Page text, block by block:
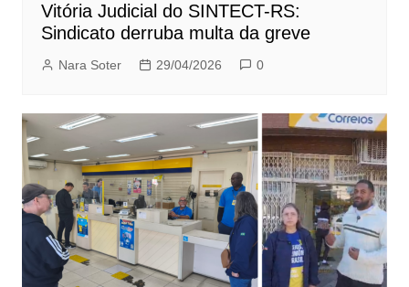
Vitória Judicial do SINTECT-RS:
Sindicato derruba multa da greve
Nara Soter 29/04/2026 0